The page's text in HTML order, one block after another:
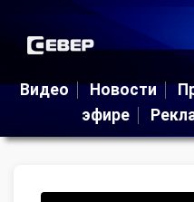
Видео Новости
эфире